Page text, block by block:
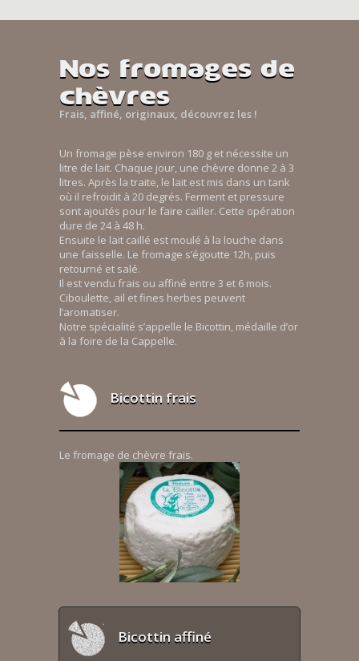
Nos fromages de
chèvres
Frais, affiné, originaux, découvrez les !
Un fromage pèse environ 180 g et nécessite un
litre de lait. Chaque jour, une chèvre donne 2 à 3
litres. Après la traite, le lait est mis dans un tank
où il refroidit à 20 degrés. Ferment et pressure
sont ajoutés pour le faire cailler. Cette opération
dure de 24 à 48 h.
Ensuite le lait caillé est moulé à la louche dans
une faisselle. Le fromage s’égoutte 12h, puis
retourné et salé.
Il est vendu frais ou affiné entre 3 et 6 mois.
Ciboulette, ail et fines herbes peuvent
l’aromatiser.
Notre spécialité s’appelle le Bicottin, médaille d’or
à la foire de la Cappelle.
Bicottin frais
Le fromage de chèvre frais.
Bicottin affiné